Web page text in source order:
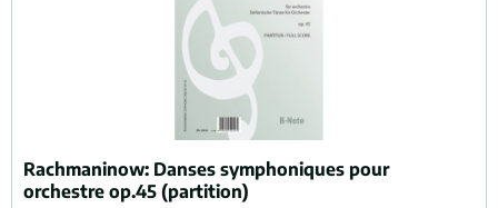
Rachmaninow: Danses symphoniques pour
orchestre op.45 (partition)